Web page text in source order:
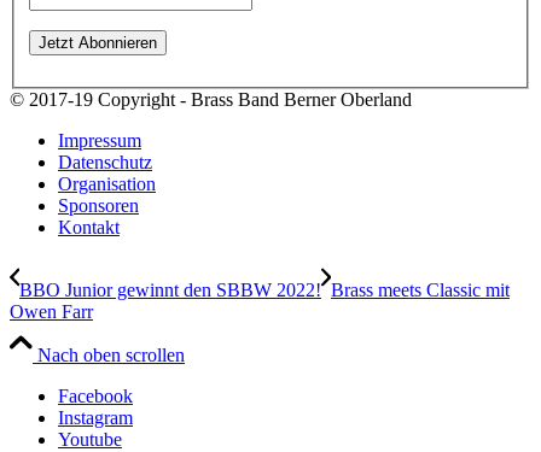
© 2017-19 Copyright - Brass Band Berner Oberland
Impressum
Datenschutz
Organisation
Sponsoren
Kontakt
BBO Junior gewinnt den SBBW 2022! Brass meets Classic mit
Owen Farr
Nach oben scrollen
Facebook
Instagram
Youtube